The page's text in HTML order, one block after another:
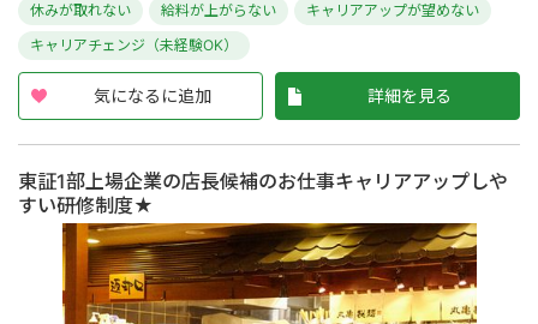
休みが取れない
給料が上がらない
キャリアアップが望めない
キャリアチェンジ（未経験OK）
気になるに追加 詳細を見る
東証1部上場企業の店長候補のお仕事キャリアアップしや
すい研修制度★